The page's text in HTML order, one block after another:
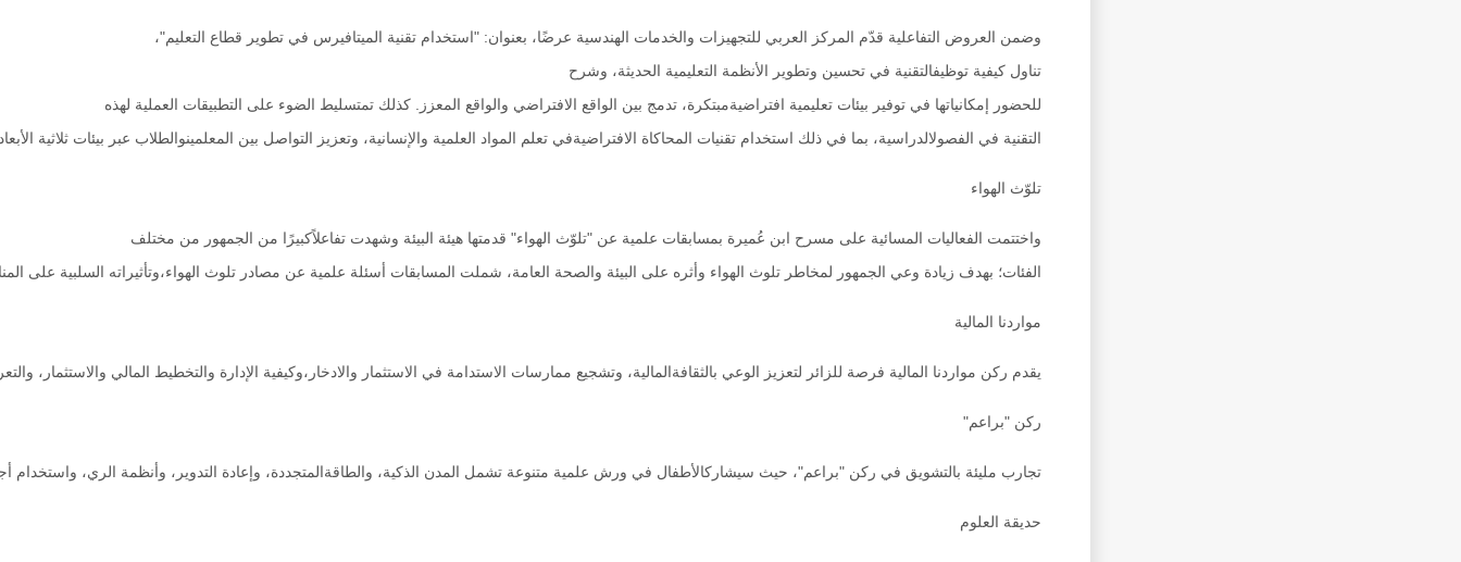
وضمن العروض التفاعلية قدّم المركز العربي للتجهيزات والخدمات الهندسية عرضًا، بعنوان: "استخدام تقنية الميتافيرس في تطوير قطاع التعليم"،
تناول كيفية توظيفالتقنية في تحسين وتطوير الأنظمة التعليمية الحديثة، وشرح
للحضور إمكانياتها في توفير بيئات تعليمية افتراضيةمبتكرة، تدمج بين الواقع الافتراضي والواقع المعزز. كذلك تمتسليط الضوء على التطبيقات العملية لهذه
التقنية في الفصولالدراسية، بما في ذلك استخدام تقنيات المحاكاة الافتراضيةفي تعلم المواد العلمية والإنسانية، وتعزيز التواصل بين المعلمينوالطلاب عبر بيئات ثلاثية
تلوّث الهواء
واختتمت الفعاليات المسائية على مسرح ابن عُميرة بمسابقات علمية عن "تلوّث الهواء" قدمتها هيئة البيئة وشهدت تفاعلاًكبيرًا من الجمهور من مختلف
الفئات؛ بهدف زيادة وعي الجمهور لمخاطر تلوث الهواء وأثره على البيئة والصحة العامة، شملت المسابقات أسئلة علمية عن مصادر تلوث الهواء،وتأثيراته السلبية على
مواردنا المالية
يقدم ركن مواردنا المالية فرصة للزائر لتعزيز الوعي بالثقافةالمالية، وتشجيع ممارسات الاستدامة في الاستثمار والادخار،وكيفية الإدارة والتخطيط المالي
ركن "براعم"
تجارب مليئة بالتشويق في ركن "براعم"، حيث سيشاركالأطفال في ورش علمية متنوعة تشمل المدن الذكية، والطاقةالمتجددة، وإعادة التدوير، وأنظمة الري، واستخدام
حديقة العلوم